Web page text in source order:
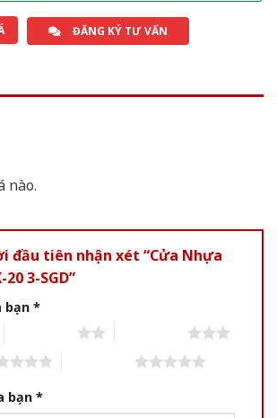
ĐĂNG KÝ TƯ VẤN
nào.
đầu tiên nhận xét “Cửa Nhựa
3-SGD”
bạn *
bạn *